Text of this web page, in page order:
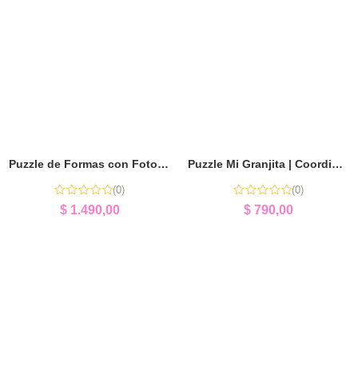
Puzzle de Formas con Fotos Personalizado (x8) | Aprender Jugando
(0)
$1.490,00
Puzzle Mi Granjita | Coordinación y Aprendizaje Temprano
(0)
$ 790,00